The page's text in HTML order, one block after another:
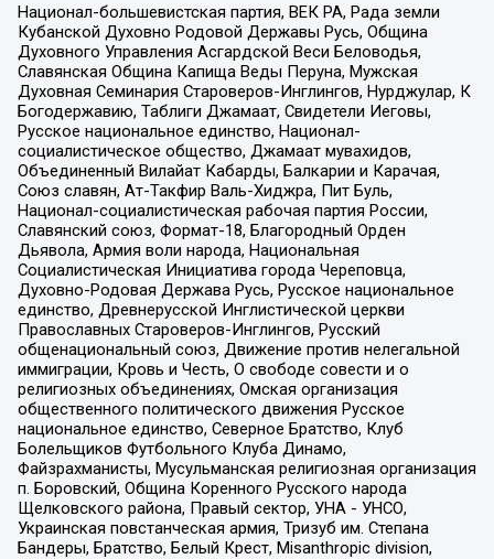
Национал-большевистская партия, ВЕК РА, Рада земли
Кубанской Духовно Родовой Державы Русь, Община
Духовного Управления Асгардской Веси Беловодья,
Славянская Община Капища Веды Перуна, Мужская
Духовная Семинария Староверов-Инглингов, Нурджулар, К
Богодержавию, Таблиги Джамаат, Свидетели Иеговы,
Русское национальное единство, Национал-
социалистическое общество, Джамаат мувахидов,
Объединенный Вилайат Кабарды, Балкарии и Карачая,
Союз славян, Ат-Такфир Валь-Хиджра, Пит Буль,
Национал-социалистическая рабочая партия России,
Славянский союз, Формат-18, Благородный Орден
Дьявола, Армия воли народа, Национальная
Социалистическая Инициатива города Череповца,
Духовно-Родовая Держава Русь, Русское национальное
единство, Древнерусской Инглистической церкви
Православных Староверов-Инглингов, Русский
общенациональный союз, Движение против нелегальной
иммиграции, Кровь и Честь, О свободе совести и о
религиозных объединениях, Омская организация
общественного политического движения Русское
национальное единство, Северное Братство, Клуб
Болельщиков Футбольного Клуба Динамо,
Файзрахманисты, Мусульманская религиозная организация
п. Боровский, Община Коренного Русского народа
Щелковского района, Правый сектор, УНА - УНСО,
Украинская повстанческая армия, Тризуб им. Степана
Бандеры, Братство, Белый Крест, Misanthropic division,